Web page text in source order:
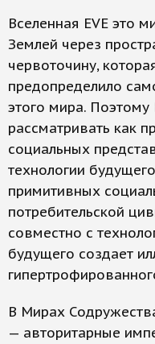
Вселенная EVE это
Землей через
червоточину,
предопределило
этого мира.
рассматривать как
социальных
технологии
примитивных
потребительской
совместно с
будущего создает
В Мирах
— авторитарные